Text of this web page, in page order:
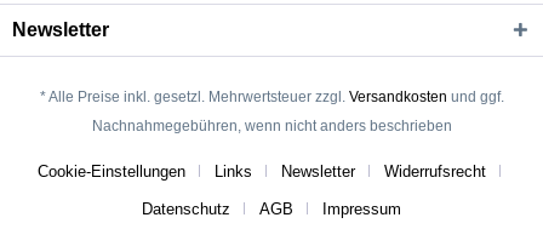
Newsletter
* Alle Preise inkl. gesetzl. Mehrwertsteuer zzgl. Versandkosten und ggf.
Nachnahmegebühren, wenn nicht anders beschrieben
Cookie-Einstellungen Links Newsletter Widerrufsrecht
Datenschutz AGB
Impressum